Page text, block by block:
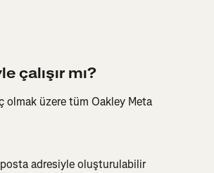
çalışır mı?
olmak üzere tüm Oakley Meta
adresiyle oluşturulabilir